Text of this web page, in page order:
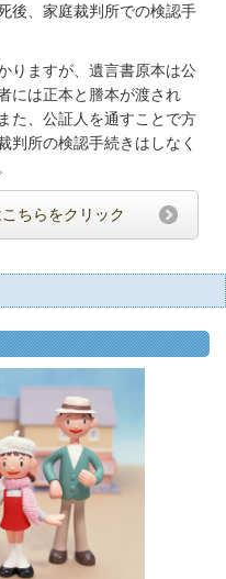
後、家庭裁判所での検認手
りますが、遺言書原本は公
には正本と謄本が渡され
た、公証人を通すことで方
判所の検認手続きはしなく
ちらをクリック